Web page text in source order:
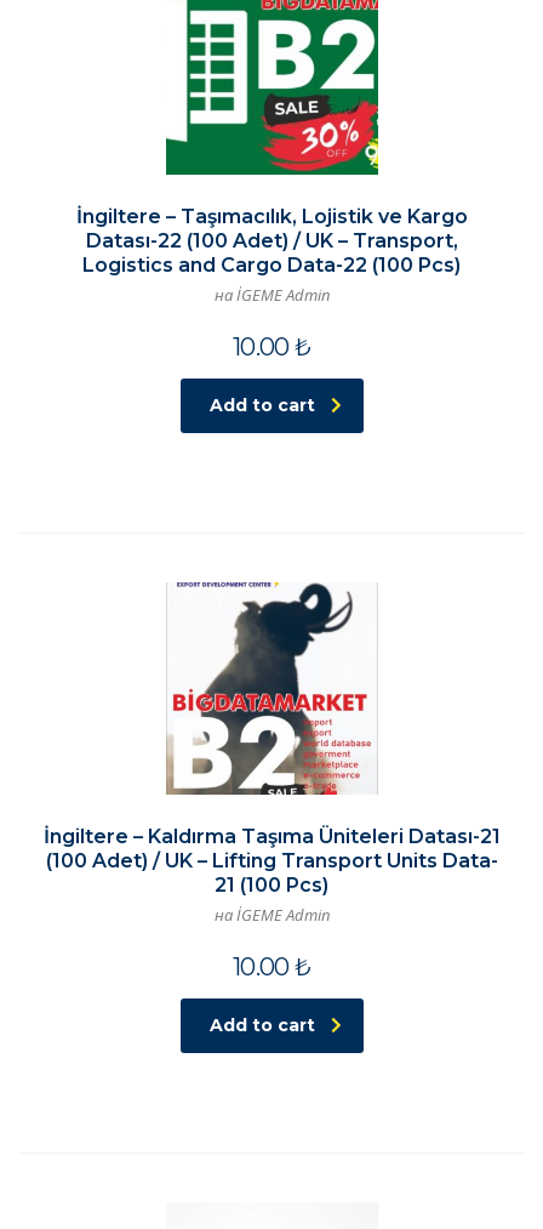
İngiltere – Taşımacılık, Lojistik ve Kargo
Datası-22 (100 Adet) / UK – Transport,
Logistics and Cargo Data-22 (100 Pcs)
на İGEME Admin
10.00₺
Add to cart
İngiltere – Kaldırma Taşıma Üniteleri Datası-21
(100 Adet) / UK – Lifting Transport Units Data-
21 (100 Pcs)
на İGEME Admin
10.00₺
Add to cart